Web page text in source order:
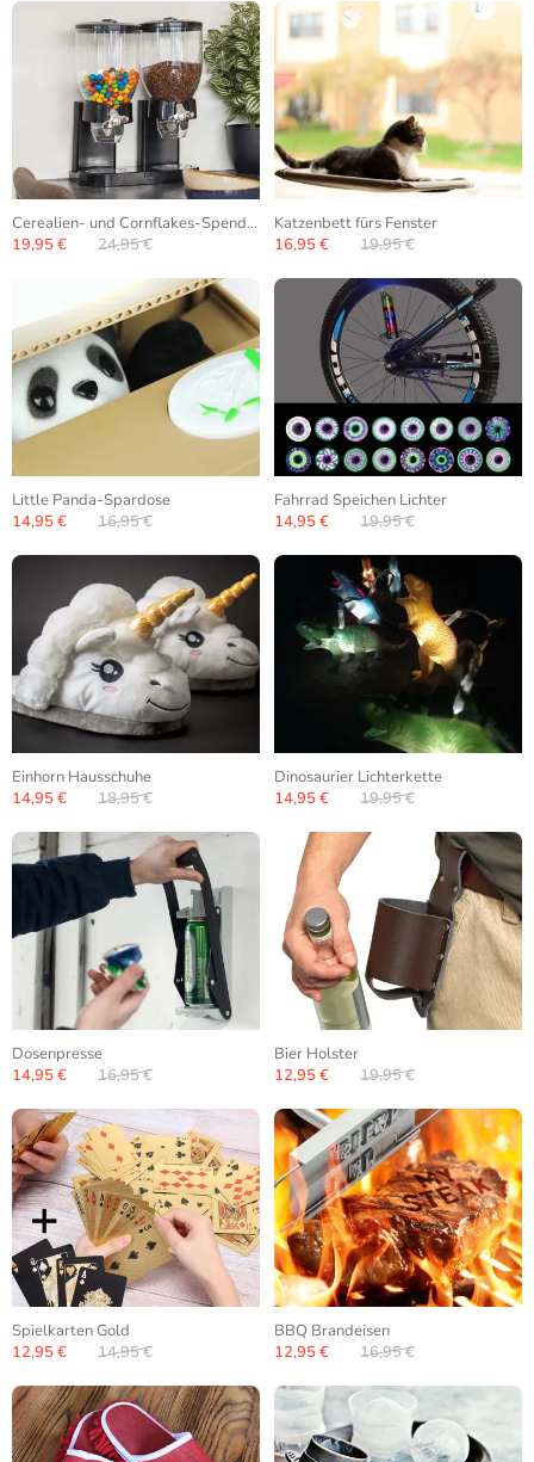
Cerealien- und Cornflakes-Spender
19,95 €
24,95 €
Katzenbett fürs Fenster
16,95 €
19,95 €
Little Panda-Spardose
14,95 €
16,95 €
Fahrrad Speichen Lichter
14,95 €
19,95 €
Einhorn Hausschuhe
14,95 €
18,95 €
Dinosaurier Lichterkette
14,95 €
19,95 €
Dosenpresse
14,95 €
16,95 €
Bier Holster
12,95 €
19,95 €
Spielkarten Gold
12,95 €
14,95 €
BBQ Brandeisen
12,95 €
16,95 €